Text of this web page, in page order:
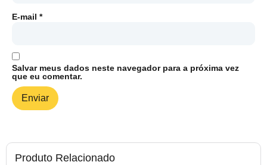
Produto Relacionado
E-mail *
Salvar meus dados neste navegador para a próxima vez
que eu comentar.